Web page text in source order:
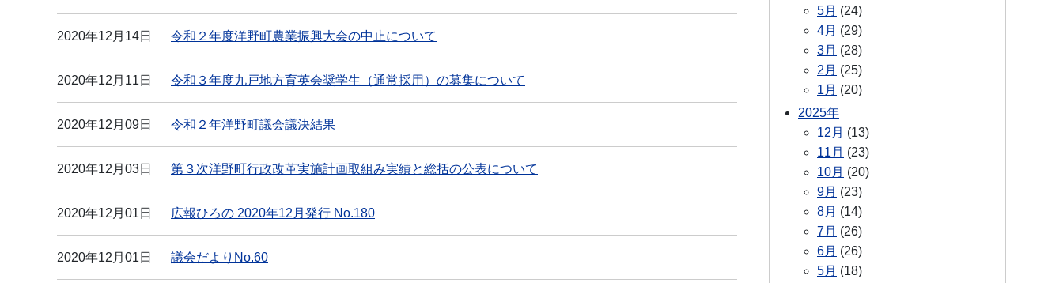
2020年12月14日 令和２年度洋野町農業振興大会の中止について
2020年12月11日 令和３年度九戸地方育英会奨学生（通常採用）の募集について
2020年12月09日 令和２年洋野町議会議決結果
2020年12月03日 第３次洋野町行政改革実施計画取組み実績と総括の公表について
2020年12月01日 広報ひろの 2020年12月発行 No.180
2020年12月01日 議会だよりNo.60
5月 (24)
4月 (29)
3月 (28)
2月 (25)
1月 (20)
2025年
12月 (13)
11月 (23)
10月 (20)
9月 (23)
8月 (14)
7月 (26)
6月 (26)
5月 (18)